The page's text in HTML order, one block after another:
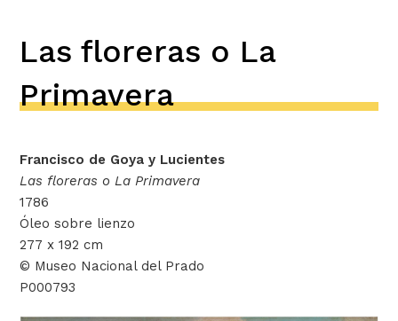
Las floreras o La
Primavera
Francisco de Goya y Lucientes
Las floreras o La Primavera
1786
Óleo sobre lienzo
277 x 192 cm
© Museo Nacional del Prado
P000793